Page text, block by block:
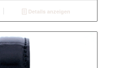
Details anzeigen